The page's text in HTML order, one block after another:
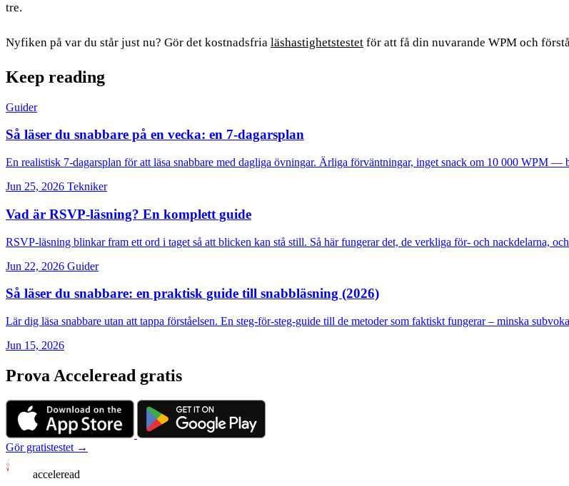
tre.
Nyfiken på var du står just nu? Gör det kostnadsfria läshastighetstestet för att få din nuvarande WPM och
Keep reading
Guider
Så läser du snabbare på en vecka: en 7-dagarsplan
En realistisk 7-dagarsplan för att läsa snabbare med dagliga övningar. Ärliga förväntningar, inget snack om 10 000 WPM —
Jun 25, 2026 Tekniker
Vad är RSVP-läsning? En komplett guide
RSVP-läsning blinkar fram ett ord i taget så att blicken kan stå still. Så här fungerar det, de verkliga för- och nackdelarna,
Jun 22, 2026 Guider
Så läser du snabbare: en praktisk guide till snabbläsning (2026)
Lär dig läsa snabbare utan att tappa förståelsen. En steg-för-steg-guide till de metoder som faktiskt fungerar – minska
Jun 15, 2026
Prova Acceleread gratis
Gör gratistestet →
acceleread